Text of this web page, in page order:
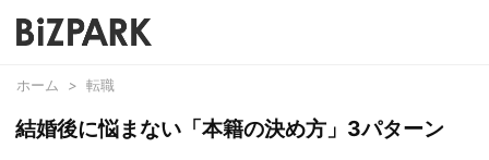
ホーム > 転職
結婚後に悩まない「本籍の決め方」3パターン